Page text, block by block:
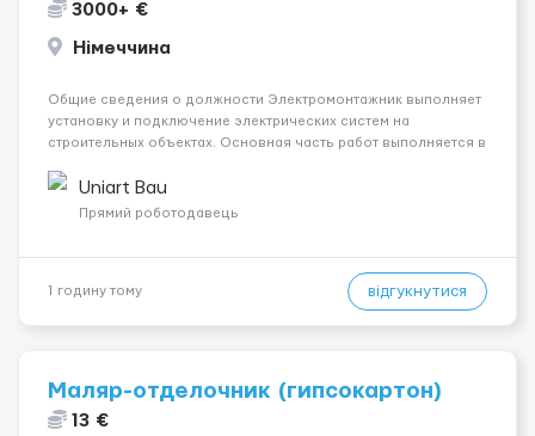
3000+ €
Німеччина
Общие сведения о должности Электромонтажник выполняет
установку и подключение электрических систем на
строительных объектах. Основная часть работ выполняется в
делаем только для профессионалов с доказательным
портфолио Обязанности ...
Uniart Bau
Прямий роботодавець
1 годину тому відгукнутися
Маляр-отделочник (гипсокартон)
13 €